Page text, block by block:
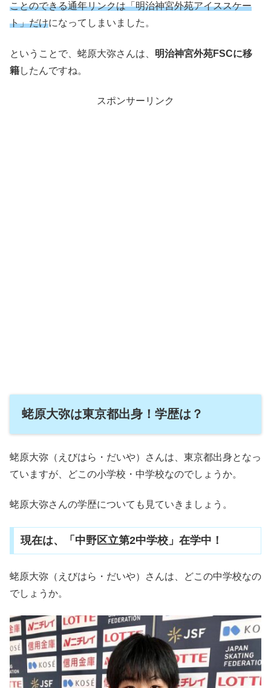
ことのできる通年リンクは「明治神宮外苑アイススケー
ト」だけになってしまいました。
ということで、蛯原大弥さんは、 明治神宮外苑FSCに移
籍したんですね。
スポンサーリンク
蛯原大弥は東京都出身！学歴は？
蛯原大弥（えびはら・だいや）さんは、東京都出身となっ
ていますが、どこの小学校・中学校なのでしょうか。
蛯原大弥さんの学歴についても見ていきましょう。
現在は、「中野区立第2中学校」在学中！
蛯原大弥（えびはら・だいや）さんは、どこの中学校なの
でしょうか。